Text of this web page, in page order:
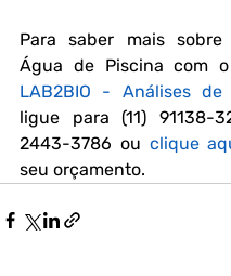
Para saber mais sobre
Água de Piscina com o
LAB2BIO - Análises
ligue para (11) 91138-
2443-3786 ou clique
seu orçamento.